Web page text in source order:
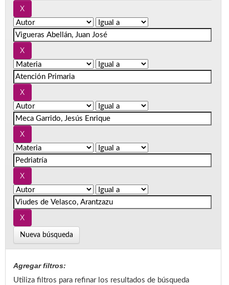
Nueva búsqueda
Agregar filtros:
Utiliza filtros para refinar los resultados de búsqueda